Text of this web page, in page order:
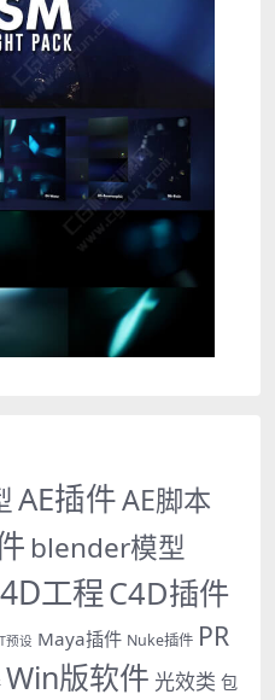
AE插件AE脚本
blender模型
工程C4D插件
预设 Maya插件 Nuke插件 PR
Win版软件 光效类 包